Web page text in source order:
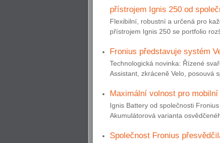
přístrojem Ignis 250 od
Flexibilní, robustní a určená pro
přístrojem Ignis 250 se portfolio
Fronius představuje systém
Technologická novinka: Řízené
Assistant, zkráceně Velo, posouvá
Maximální volnost pro
Ignis Battery od společnosti
Akumulátorová varianta
Společnost Fronius